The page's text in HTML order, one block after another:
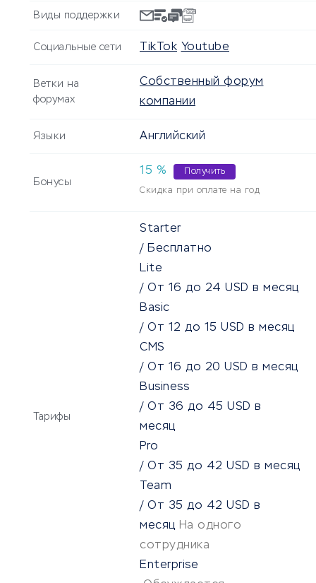
Виды поддержки
Социальные сети TikTok Youtube
Ветки на
форумах
Собственный форум
компании
Языки Английский
Бонусы
15 % Получить
Скидка при оплате на год
Тарифы
Starter
/ Бесплатно
Lite
/ От 16 до 24 USD в месяц
Basic
/ От 12 до 15 USD в месяц
CMS
/ От 16 до 20 USD в месяц
Business
/ От 36 до 45 USD в
месяц
Pro
/ От 35 до 42 USD в месяц
Team
/ От 35 до 42 USD в
месяц На одного
сотрудника
Enterprise